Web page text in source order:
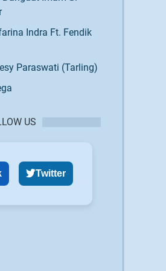
Indra Ft. Fendik
Paraswati (Tarling)
US
Twitter